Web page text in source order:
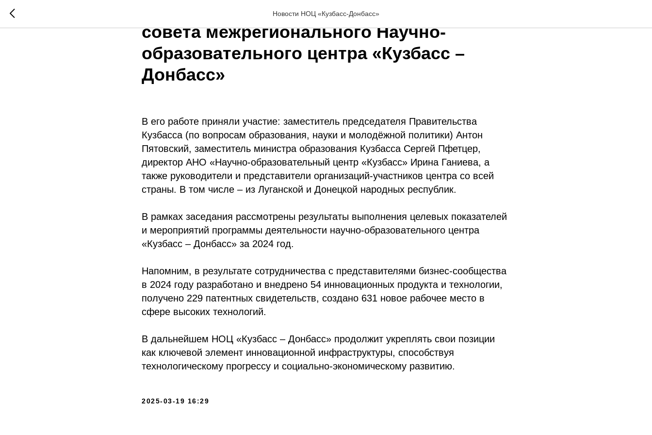
Новости НОЦ «Кузбасс-Донбасс»
Состоялось заседание Управляющего
совета межрегионального Научно-
образовательного центра «Кузбасс –
Донбасс»
В его работе приняли участие: заместитель председателя Правительства
Кузбасса (по вопросам образования, науки и молодёжной политики) Антон
Пятовский, заместитель министра образования Кузбасса Сергей Пфетцер,
директор АНО «Научно-образовательный центр «Кузбасс» Ирина Ганиева, а
также руководители и представители организаций-участников центра со всей
страны. В том числе – из Луганской и Донецкой народных республик.
В рамках заседания рассмотрены результаты выполнения целевых показателей
и мероприятий программы деятельности научно-образовательного центра
«Кузбасс – Донбасс» за 2024 год.
Напомним, в результате сотрудничества с представителями бизнес-сообщества
в 2024 году разработано и внедрено 54 инновационных продукта и технологии,
получено 229 патентных свидетельств, создано 631 новое рабочее место в
сфере высоких технологий.
В дальнейшем НОЦ «Кузбасс – Донбасс» продолжит укреплять свои позиции
как ключевой элемент инновационной инфраструктуры, способствуя
технологическому прогрессу и социально-экономическому развитию.
2025-03-19 16:29